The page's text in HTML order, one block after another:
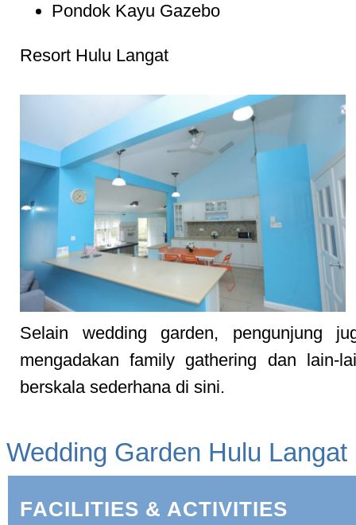
Pondok Kayu Gazebo
Resort Hulu Langat
Selain wedding garden, pengunjung
mengadakan family gathering dan lain-
berskala sederhana di sini.
Wedding Garden Hulu Langat
FACILITIES & ACTIVITIES